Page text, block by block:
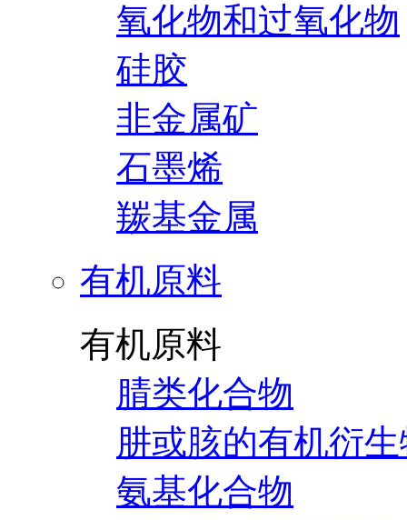
氧化物和过氧化物
硅胶
非金属矿
石墨烯
羰基金属
有机原料
有机原料
腈类化合物
肼或胲的有机衍
氨基化合物